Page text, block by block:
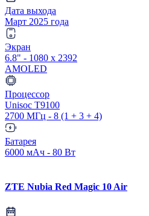
Дата выхода
Март 2025 года
Экран
6.8" - 1080 x 2392
AMOLED
Процессор
Unisoc T9100
2700 МГц - 8 (1 + 3 + 4)
Батарея
6000 мАч - 80 Вт
ZTE Nubia Red Magic 10 Air